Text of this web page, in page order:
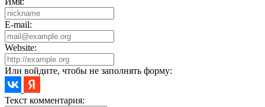
E-mail:
Website:
Или войдите, чтобы не заполнять форму:
Текст комментария: